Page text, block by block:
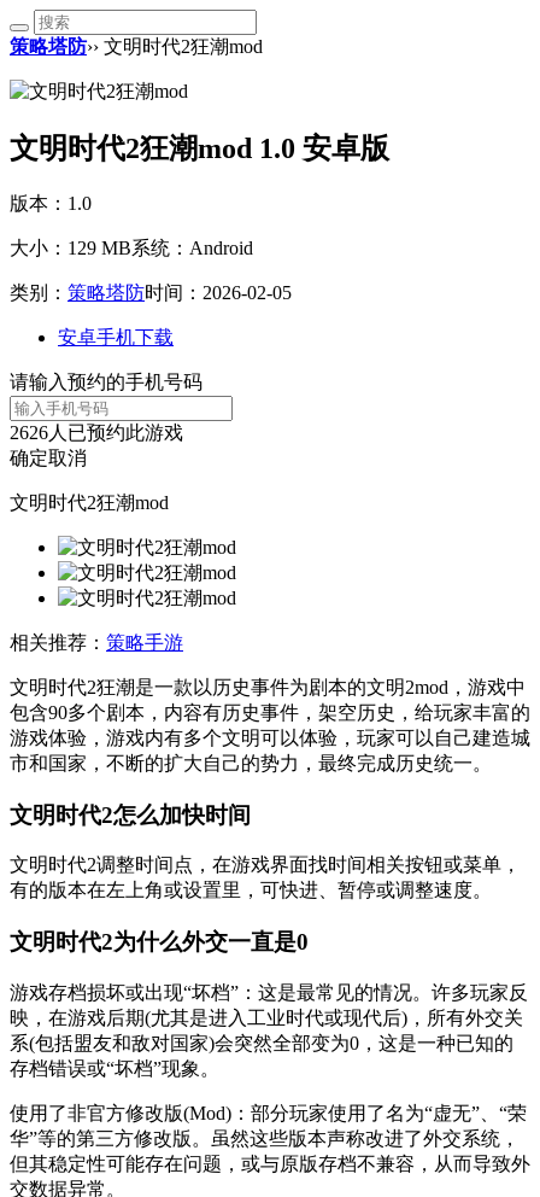
策略塔防›› 文明时代2狂潮mod
文明时代2狂潮mod 1.0 安卓版
版本：1.0
大小：129 MB系统：Android
类别： 策略塔防时间：2026-02-05
安卓手机下载
请输入预约的手机号码
2626人已预约此游戏
确定取消
文明时代2狂潮mod
相关推荐： 策略手游
文明时代2狂潮是一款以历史事件为剧本的文明2mod，游戏中
包含90多个剧本，内容有历史事件，架空历史，给玩家丰富的
游戏体验，游戏内有多个文明可以体验，玩家可以自己建造城
市和国家，不断的扩大自己的势力，最终完成历史统一。
文明时代2怎么加快时间
文明时代2调整时间点，在游戏界面找时间相关按钮或菜单，
有的版本在左上角或设置里，可快进、暂停或调整速度。
文明时代2为什么外交一直是0
‌游戏存档损坏或出现“坏档”‌：这是最常见的情况。许多玩家反
映，在游戏后期(尤其是进入工业时代或现代后)，所有外交关
系(包括盟友和敌对国家)会突然全部变为0，这是一种已知的
存档错误或“坏档”现象。‌
‌使用了非官方修改版(Mod)‌：部分玩家使用了名为“虚无”、“荣
华”等的第三方修改版。虽然这些版本声称改进了外交系统，
但其稳定性可能存在问题，或与原版存档不兼容，从而导致外
交数据异常。‌